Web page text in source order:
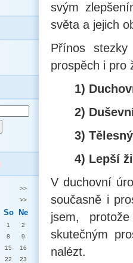
>>
>>
So Ne
1
2
8
9
15
16
22
23
svým
světa a jejich
Přínos
prospěch i pro
1)
2)
3) Tělesný
4) Lepší
V duchovní
současně i
jsem,
skutečným
nalézt.